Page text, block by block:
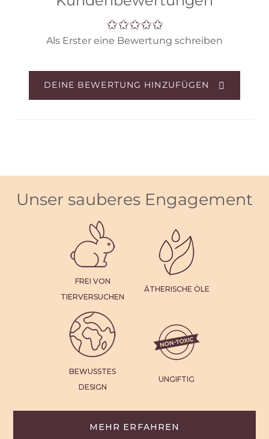
tatsächlichen Gutscheindesign entspricht.
Der Gutschein wird digital versendet.
Als Erster eine Bewertung schreiben
DEINE BEWERTUNG HINZUFÜGEN
Unser sauberes Engagement
FREI VON
TIERVERSUCHEN
ÄTHERISCHE ÖLE
BEWUSSTES
DESIGN
UNGIFTIG
MEHR ERFAHREN